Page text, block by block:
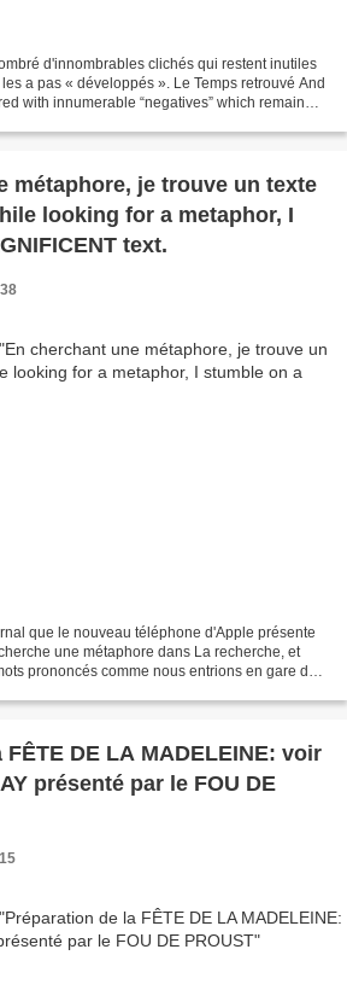
d'innombrables clichés qui restent inutiles
a pas « développés ». Le Temps retrouvé And
with innumerable “negatives” which remain
métaphore, je trouve un texte
looking for a metaphor, I
text.
que le nouveau téléphone d'Apple présente
une métaphore dans La recherche, et
prononcés comme nous entrions en gare de
DE LA MADELEINE: voir
présenté par le FOU DE